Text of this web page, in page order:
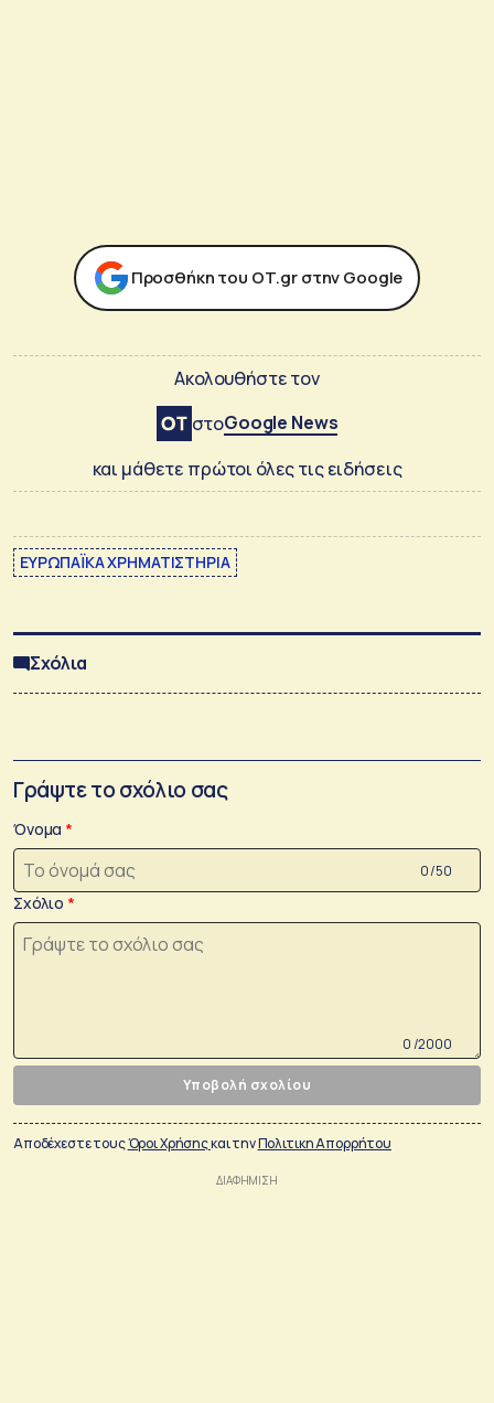
Προσθήκη του ΟΤ.gr στην Google
Ακολουθήστε τον
στοGoogle News
και μάθετε πρώτοι όλες τις ειδήσεις
ΕΥΡΩΠΑΪΚΑ ΧΡΗΜΑΤΙΣΤΗΡΙΑ
Σχόλια
Γράψτε το σχόλιο σας
Όνομα
0 /50
Σχόλιο
0 /2000
Υποβολή σχολίου
Αποδέχεστε τουςΌροι Χρήσηςκαι τηνΠολιτικη Απορρήτου